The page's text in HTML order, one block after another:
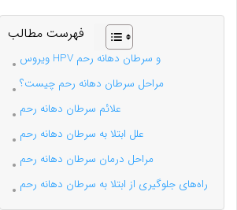
فهرست مطالب
ویروس HPV و سرطان دهانه رحم
مراحل سرطان دهانه رحم چیست؟
علائم سرطان دهانه رحم
علل ابتلا به سرطان دهانه رحم
مراحل درمان سرطان دهانه رحم
راه‌های جلوگیری از ابتلا به سرطان دهانه رحم